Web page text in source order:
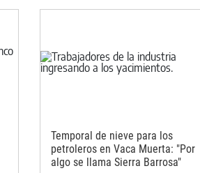
Temporal de nieve para los
petroleros en Vaca Muerta: "Por
algo se llama Sierra Barrosa"